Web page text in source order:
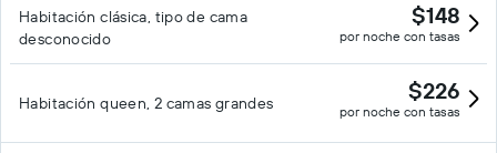
Habitación clásica, tipo de cama
desconocido
$148
por noche con tasas
Habitación queen, 2 camas grandes $226
por noche con tasas